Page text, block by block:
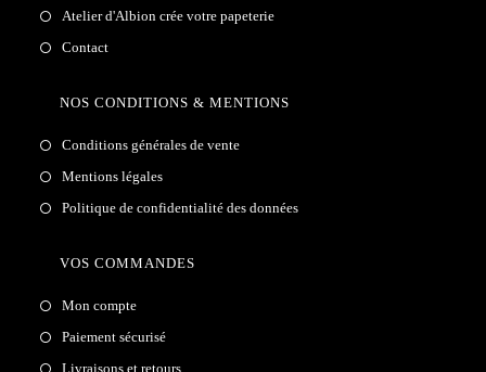
Atelier d'Albion crée votre papeterie
Contact
NOS CONDITIONS & MENTIONS
Conditions générales de vente
Mentions légales
Politique de confidentialité des données
VOS COMMANDES
Mon compte
Paiement sécurisé
Livraisons et retours